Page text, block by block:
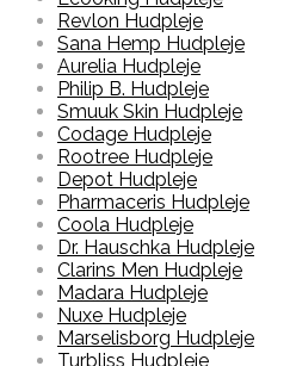
Revlon Hudpleje
Sana Hemp Hudpleje
Aurelia Hudpleje
Philip B. Hudpleje
Smuuk Skin Hudpleje
Codage Hudpleje
Rootree Hudpleje
Depot Hudpleje
Pharmaceris Hudpleje
Coola Hudpleje
Dr. Hauschka Hudpleje
Clarins Men Hudpleje
Madara Hudpleje
Nuxe Hudpleje
Marselisborg Hudpleje
Turbliss Hudpleje